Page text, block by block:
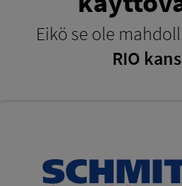
Eikö se ole
RIO